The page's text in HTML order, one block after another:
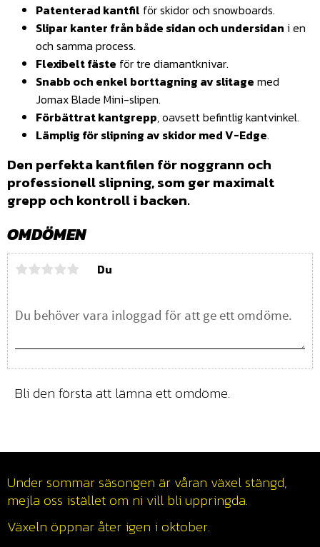
Patenterad kantfil för skidor och snowboards.
Slipar kanter från både sidan och undersidan i en
och samma process.
Flexibelt fäste för tre diamantknivar.
Snabb och enkel borttagning av slitage med
Jomax Blade Mini-slipen.
Förbättrat kantgrepp, oavsett befintlig kantvinkel.
Lämplig för slipning av skidor med V-Edge.
Den perfekta kantfilen för noggrann och
professionell slipning, som ger maximalt
grepp och kontroll i backen.
OMDÖMEN
Du
Bli den första att lämna ett omdöme.
Under sommar säsongen är våran växel stängd,
mejla oss istället om ni vill bli uppringda.
Växeln öppnar åter igen i oktober.